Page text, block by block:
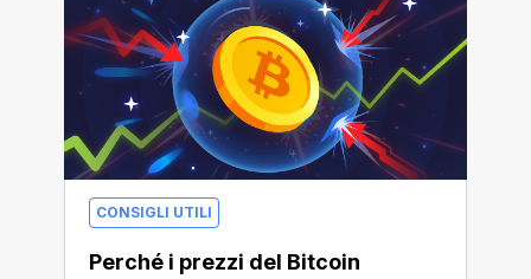
CONSIGLI UTILI
Perché i prezzi del Bitcoin